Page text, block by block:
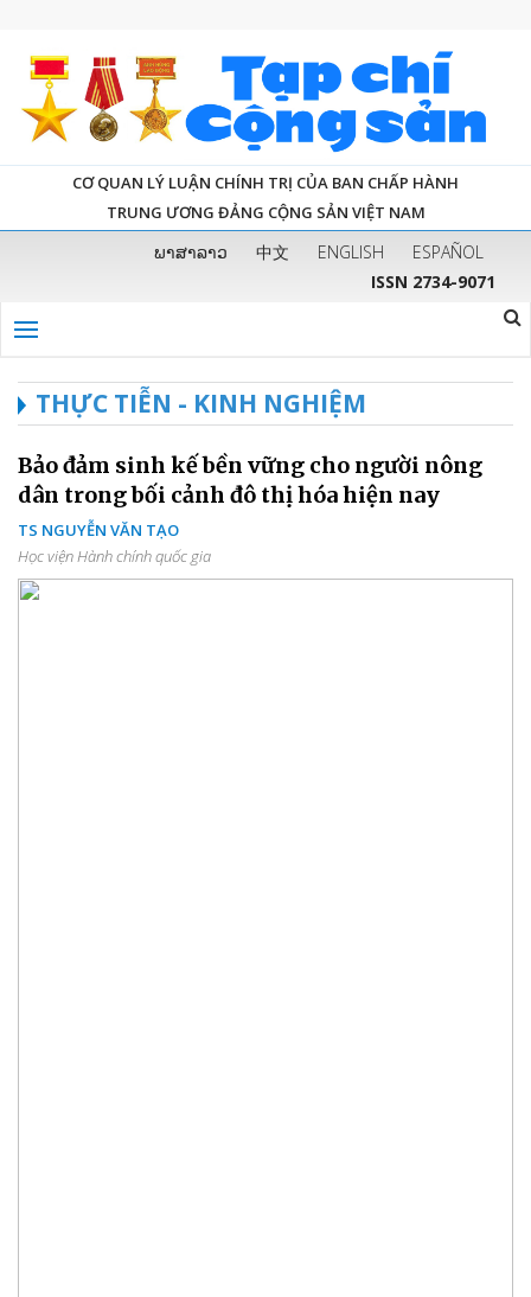
CƠ QUAN LÝ LUẬN CHÍNH TRỊ CỦA BAN CHẤP HÀNH
TRUNG ƯƠNG ĐẢNG CỘNG SẢN VIỆT NAM
ພາສາລາວ 中文 ENGLISH
ESPAÑOL
ISSN 2734-9071
THỰC TIỄN - KINH NGHIỆM
Bảo đảm sinh kế bền vững cho người nông
dân trong bối cảnh đô thị hóa hiện nay
TS NGUYỄN VĂN TẠO
Học viện Hành chính quốc gia